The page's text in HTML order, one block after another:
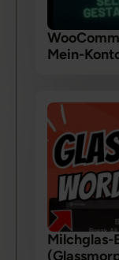
Mein-
Milchglas-